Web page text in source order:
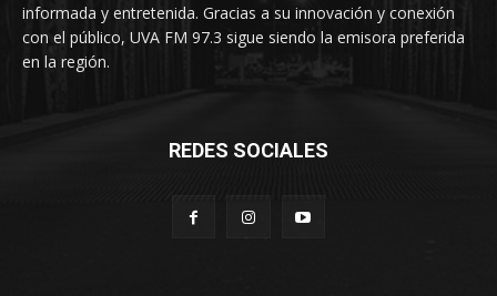
informada y entretenida. Gracias a su innovación y conexión
con el público, UVA FM 97.3 sigue siendo la emisora preferida
en la región.
REDES SOCIALES